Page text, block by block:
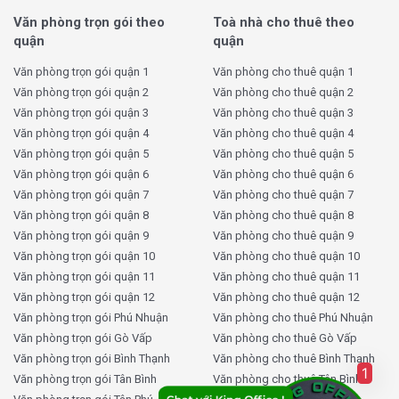
Giá thuê văn phòng Nhật Ngữ Đông
Kinh Building bao nhiêu tiền?
Loại chi phí Mức phí
Giá thuê 7 USD/m2/tháng
Phí quản lý 2 USD/m2/tháng
Thuế VAT 10%
Tiền điện Theo giá nhà nước
Phí gửi xe máy 200.000 VNĐ/xe/tháng
Phí gửi ô tô 2.000.000 VNĐ/xe/tháng
Phí ngoài giờ Thỏa thuận
Thời gian thuê tối thiểu 2 năm trở lên
Lưu ý: Mức giá có thể thay đổi tùy theo diện tích thuê và
Văn phòng trọn gói theo
quận
Văn phòng trọn gói quận 1
Văn phòng trọn gói quận 2
Văn phòng trọn gói quận 3
Văn phòng trọn gói quận 4
Văn phòng trọn gói quận 5
Văn phòng trọn gói quận 6
Văn phòng trọn gói quận 7
Văn phòng trọn gói quận 8
Văn phòng trọn gói quận 9
Văn phòng trọn gói quận 10
Văn phòng trọn gói quận 11
Văn phòng trọn gói quận 12
Văn phòng trọn gói Phú Nhuận
Văn phòng trọn gói Gò Vấp
Văn phòng trọn gói Bình Thạnh
Văn phòng trọn gói Tân Bình
Toà nhà cho thuê theo
quận
Văn phòng cho thuê quận 1
Văn phòng cho thuê quận 2
Văn phòng cho thuê quận 3
Văn phòng cho thuê quận 4
Văn phòng cho thuê quận 5
Văn phòng cho thuê quận 6
Văn phòng cho thuê quận 7
Văn phòng cho thuê quận 8
Văn phòng cho thuê quận 9
Văn phòng cho thuê quận 10
Văn phòng cho thuê quận 11
Văn phòng cho thuê quận 12
Văn phòng cho thuê Phú Nhuận
Văn phòng cho thuê Gò Vấp
Văn phòng cho thuê Bình Thạnh
Văn phòng cho thuê Tân Bình 1